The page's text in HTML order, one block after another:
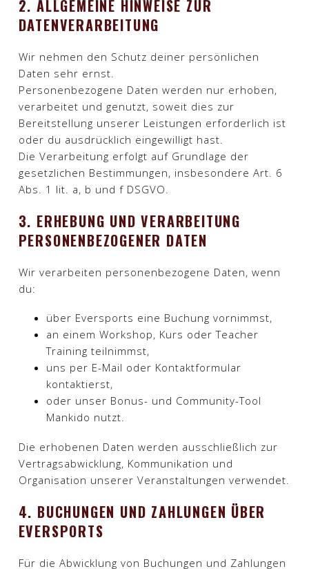
2. ALLGEMEINE HINWEISE ZUR
DATENVERARBEITUNG
Wir nehmen den Schutz deiner persönlichen
Daten sehr ernst.
Personenbezogene Daten werden nur erhoben,
verarbeitet und genutzt, soweit dies zur
Bereitstellung unserer Leistungen erforderlich ist
oder du ausdrücklich eingewilligt hast.
Die Verarbeitung erfolgt auf Grundlage der
gesetzlichen Bestimmungen, insbesondere Art. 6
Abs. 1 lit. a, b und f DSGVO.​
3. ERHEBUNG UND VERARBEITUNG
PERSONENBEZOGENER DATEN
Wir verarbeiten personenbezogene Daten, wenn
du:
über Eversports eine Buchung vornimmst,
an einem Workshop, Kurs oder Teacher
Training teilnimmst,
uns per E-Mail oder Kontaktformular
kontaktierst,
oder unser Bonus- und Community-Tool
Mankido nutzt.
Die erhobenen Daten werden ausschließlich zur
Vertragsabwicklung, Kommunikation und
Organisation unserer Veranstaltungen verwendet.​
4. BUCHUNGEN UND ZAHLUNGEN ÜBER
EVERSPORTS
Für die Abwicklung von Buchungen und Zahlungen